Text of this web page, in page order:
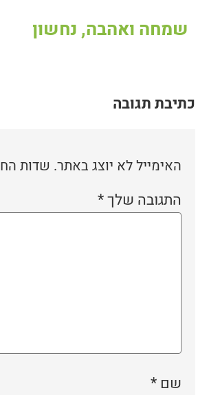
שמחה ואהבה, נחשון
כתיבת תגובה
האימייל לא יוצג באתר. שדות
התגובה שלך*
שם*